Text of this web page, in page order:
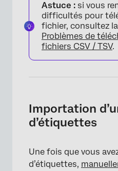
Astuce : si vous
difficultés pour
fichier, consultez
Problèmes de
fichiers CSV / TSV.
Importation
d’étiquettes
Une fois que vous
d’étiquettes,